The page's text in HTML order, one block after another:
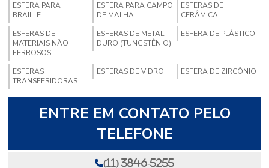
ESFERA PARA
BRAILLE
ESFERA PARA CAMPO
DE MALHA
ESFERAS DE
CERÂMICA
ESFERAS DE
MATERIAIS NÃO
FERROSOS
ESFERAS DE METAL
DURO (TUNGSTÊNIO)
ESFERA DE PLÁSTICO
ESFERAS
TRANSFERIDORAS
ESFERAS DE VIDRO ESFERA DE ZIRCÔNIO
ENTRE EM CONTATO PELO
TELEFONE
(11) 3846-5255